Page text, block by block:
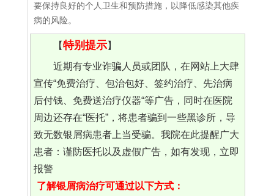
要保持良好的个人卫生和预防措施，以降低感染其他疾
病的风险。
【特别提示】
近期有专业诈骗人员或团队，在网站上大肆
宣传“免费治疗、包治包好、签约治疗、先治病
后付钱、免费送治疗仪器“等广告，同时在医院
周边还存在“医托”，将患者骗到一些黑诊所，导
致无数银屑病患者上当受骗。我院在此提醒广大
患者：谨防医托以及虚假广告，如有发现，立即
报警
了解银屑病治疗可通过以下方式：